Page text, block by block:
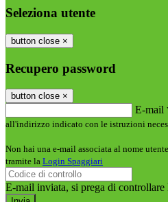
Seleziona utente
button close ×
Recupero password
button close ×
E-mail
all'indirizzo indicato con le istruzioni
Non hai una e-mail associata al nome
tramite la Login Spaggiari
E-mail inviata, si prega di controllare